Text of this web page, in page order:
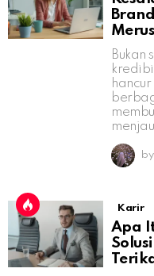
Bukan
by
Karir
Apa